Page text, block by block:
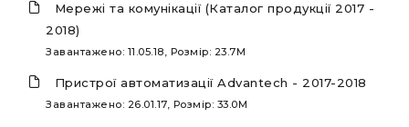
Мережі та комунікації (Каталог продукції 2017 -
2018)
Завантажено: 11.05.18, Розмір: 23.7M
Пристрої автоматизації Advantech - 2017-2018
Завантажено: 26.01.17, Розмір: 33.0M